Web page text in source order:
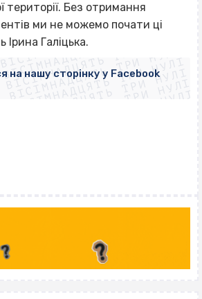
території. Без отримання
ми не можемо почати ці
Ірина Галіцька.
ТРИ НУЛІ
ВІСІМНАДЦЯТЬ ТРИ НУЛІ
ВІСІМНАДЦЯТЬ ТРИ НУЛІ
ВІСІМНАДЦЯТЬ ТРИ НУЛІ
ВІСІМНАДЦЯТЬ ТРИ НУЛІ
ВІСІМНАДЦЯТЬ ТРИ НУЛІ
ВІСІМНАДЦЯТЬ ТРИ НУЛІ
ВІСІМНАДЦЯТЬ ТРИ НУЛІ
на нашу сторінку у Facebook